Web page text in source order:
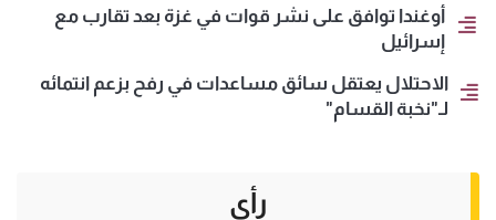
أوغندا توافق على نشر قوات في غزة بعد تقارب مع
إسرائيل
الاحتلال يعتقل سائق مساعدات في رفح بزعم انتمائه
لـ"نخبة القسام"
رأي